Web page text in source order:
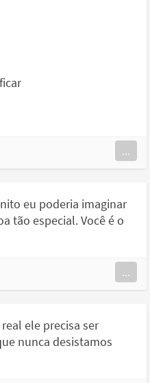
...
eu poderia imaginar
tão especial. Você é o
...
ele precisa ser
nunca desistamos